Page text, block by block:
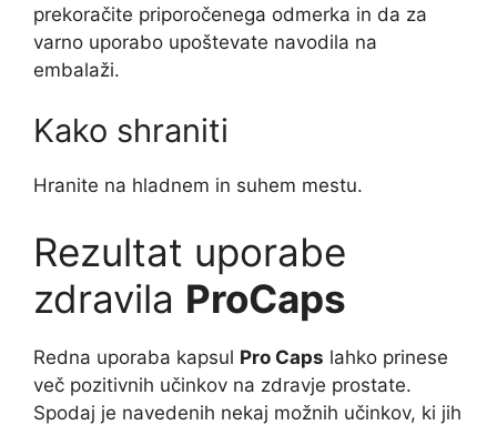
prekoračite priporočenega odmerka in da za
varno uporabo upoštevate navodila na
embalaži.
Kako shraniti
Hranite na hladnem in suhem mestu.
Rezultat uporabe
zdravila ProCaps
Redna uporaba kapsul Pro Caps lahko prinese
več pozitivnih učinkov na zdravje prostate.
Spodaj je navedenih nekaj možnih učinkov, ki jih